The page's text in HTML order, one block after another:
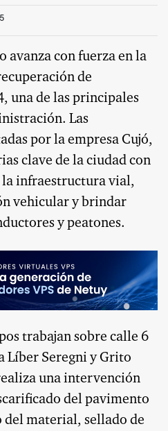
avanza con fuerza en la
de
una de las principales
Las
por la empresa Cujó,
clave de la ciudad con
infraestructura vial,
vehicular y brindar
y peatones.
trabajan sobre calle 6
Líber Seregni y Grito
una intervención
del pavimento
material, sellado de